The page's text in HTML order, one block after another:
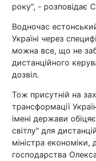
року", - розповідає
Водночас
Україні через
можна все, що не
дистанційного
дозвіл.
Тож присутній на
трансформації
імені держави
світлу" для
міністра економіки,
господарства